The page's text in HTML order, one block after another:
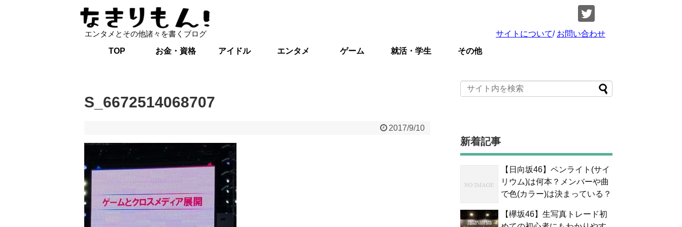
エンタメとその他諸々を書くブログ サイトについて/ お問い合わせ
TOP
お金・資格 アイドル エンタメ ゲーム 就活・学生 その他
S_6672514068707
2017/9/10
新着記事
【日向坂46】ペンライト(サイ
リウム)は何本？メンバーや曲
で色(カラー)は決まっている？
【欅坂46】生写真トレード初